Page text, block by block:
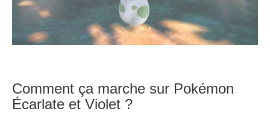
Comment ça marche sur Pokémon
Écarlate et Violet ?